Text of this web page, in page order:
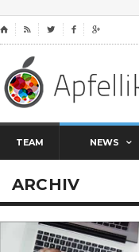
⌂    
TEAM NEWS
ARCHIV